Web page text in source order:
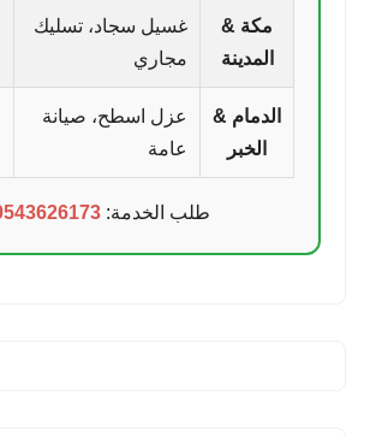
مكة &
المدينة
غسيل سجاد، تسليك
مجاري
الدمام &
الخبر
عزل اسطح، صيانة
عامة
طلب الخدمة:0543626173